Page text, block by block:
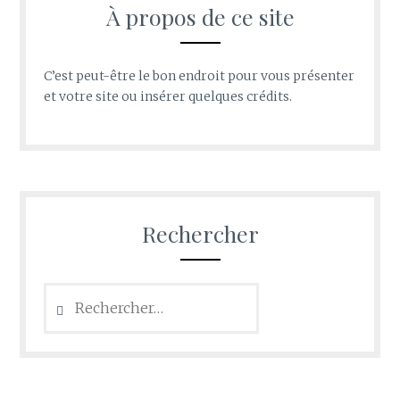
À propos de ce site
C’est peut-être le bon endroit pour vous présenter
et votre site ou insérer quelques crédits.
Rechercher